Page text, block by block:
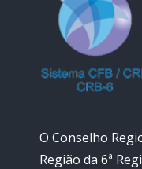
O Conselho
Região da 6ª